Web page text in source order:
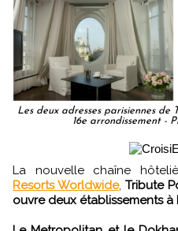
Les deux adresses parisiennes
16e arrondissement -
La nouvelle chaîne
Resorts Worldwide,Tribute
ouvre deux établissements à